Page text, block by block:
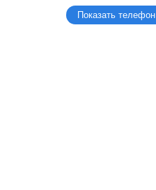
Показать телефон